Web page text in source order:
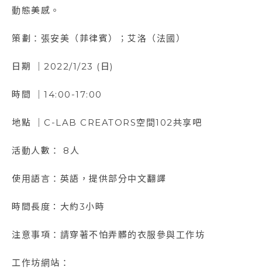
動態美感。
策劃：張安美（菲律賓）；艾洛（法國）
日期 ｜2022/1/23 (日)
時間 ｜14:00-17:00
地點 ｜C-LAB CREATORS空間102共享吧
活動人數： 8人
使用語言：英語，提供部分中文翻譯
時間長度：大約3小時
​注意事項：請穿著不怕弄髒的衣服參與工作坊
工作坊網站：